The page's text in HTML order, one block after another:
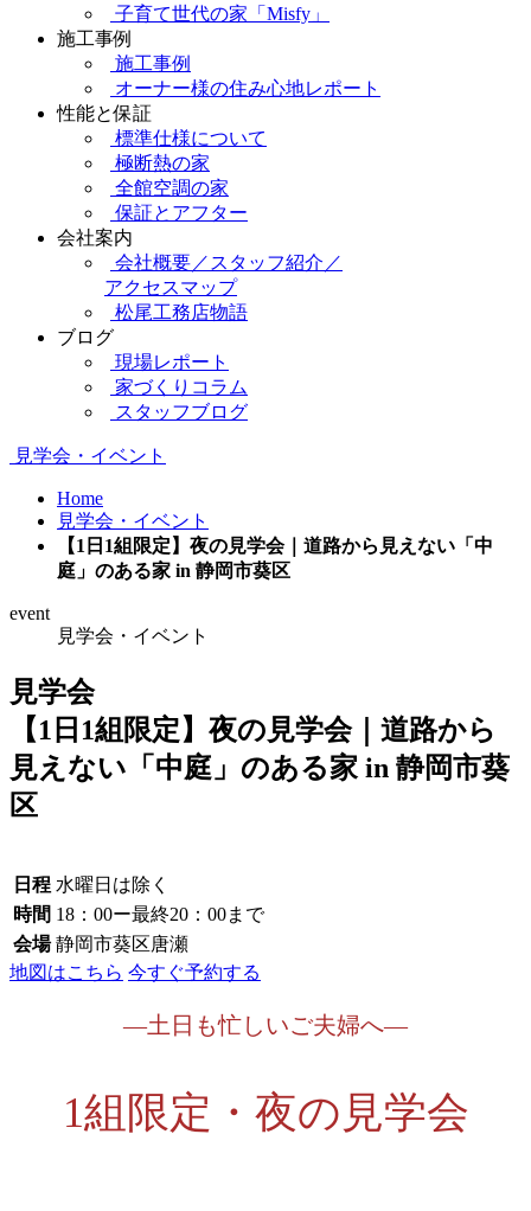
子育て世代の家「Misfy」
施工事例
施工事例
オーナー様の住み心地レポート
性能と保証
標準仕様について
極断熱の家
全館空調の家
保証とアフター
会社案内
会社概要／スタッフ紹介／
アクセスマップ
松尾工務店物語
ブログ
現場レポート
家づくりコラム
スタッフブログ
見学会・イベント
Home
見学会・イベント
【1日1組限定】夜の見学会｜道路から見えない「中
庭」のある家 in 静岡市葵区
event
見学会・イベント
見学会
【1日1組限定】夜の見学会｜道路から
見えない「中庭」のある家 in 静岡市葵
区
日程 水曜日は除く
時間 18：00ー最終20：00まで
会場 静岡市葵区唐瀬
地図はこちら 今すぐ予約する
―土日も忙しいご夫婦へ―
1組限定・夜の見学会